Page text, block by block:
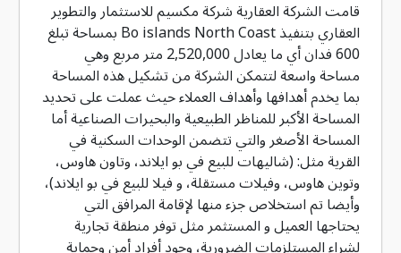
قامت الشركة العقارية شركة مكسيم للاستثمار والتطوير
العقاري بتنفيذ Bo islands North Coast بمساحة تبلغ
600 فدان أي ما يعادل 2,520,000 متر مربع وهي
مساحة واسعة لتتمكن الشركة من تشكيل هذه المساحة
بما يخدم أهدافها وأهداف العملاء حيث عملت على تحديد
المساحة الأكبر للمناظر الطبيعية والبحيرات الصناعية أما
المساحة الأصغر والتي تتضمن الوحدات السكنية في
القرية مثل: (شاليهات للبيع في بو ايلاند، وتاون هاوس،
وتوين هاوس، وفيلات مستقلة، و فيلا للبيع في بو ايلاند)،
وأيضا تم استخلاص جزء منها لإقامة المرافق التي
يحتاجها العميل و المستثمر مثل توفر منطقة تجارية
لشراء المستلزمات الضرورية، وجود أفراد أمن وحماية